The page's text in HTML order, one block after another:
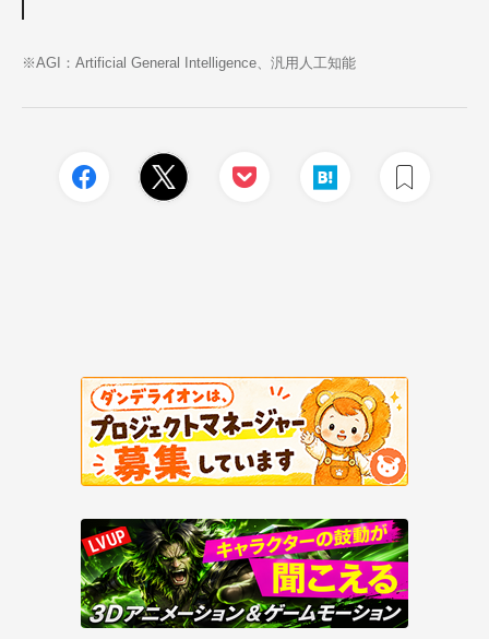
※AGI：Artificial General Intelligence、汎用人工知能